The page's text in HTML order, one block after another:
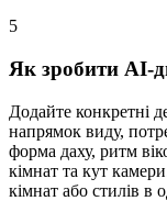
5
Як зробити AI-
Додайте конкретні
напрямок виду,
форма даху, ритм
кімнат та кут
кімнат або стилів в